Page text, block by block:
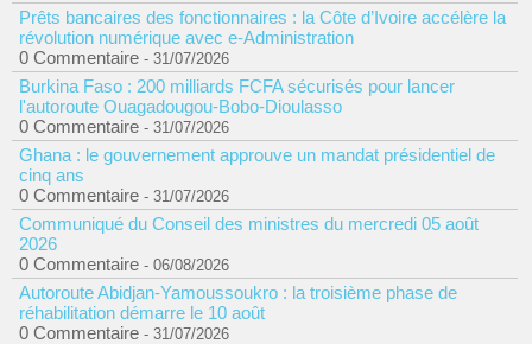
Prêts bancaires des fonctionnaires : la Côte d’Ivoire accélère la
révolution numérique avec e-Administration
0 Commentaire - 31/07/2026
Burkina Faso : 200 milliards FCFA sécurisés pour lancer
l'autoroute Ouagadougou-Bobo-Dioulasso
0 Commentaire - 31/07/2026
Ghana : le gouvernement approuve un mandat présidentiel de
cinq ans
0 Commentaire - 31/07/2026
Communiqué du Conseil des ministres du mercredi 05 août
2026
0 Commentaire - 06/08/2026
Autoroute Abidjan-Yamoussoukro : la troisième phase de
réhabilitation démarre le 10 août
0 Commentaire - 31/07/2026